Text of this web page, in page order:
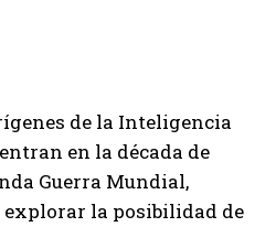
de la Inteligencia
en la década de
Guerra Mundial,
explorar la posibilidad de